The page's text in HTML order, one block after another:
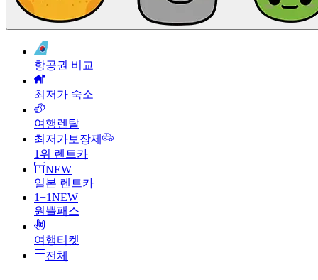
항공권 비교
최저가 숙소
여행렌탈
최저가보장제
1위 렌트카
NEW
일본 렌트카
1+1NEW
원쁠패스
여행티켓
전체